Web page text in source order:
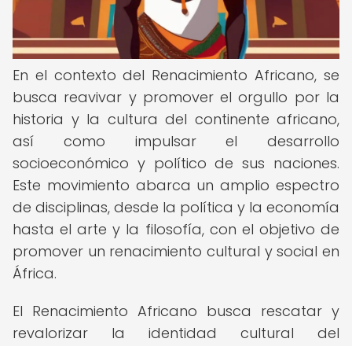
En el contexto del Renacimiento Africano, se
busca reavivar y promover el orgullo por la
historia y la cultura del continente africano,
así como impulsar el desarrollo
socioeconómico y político de sus naciones.
Este movimiento abarca un amplio espectro
de disciplinas, desde la política y la economía
hasta el arte y la filosofía, con el objetivo de
promover un renacimiento cultural y social en
África.
El Renacimiento Africano busca rescatar y
revalorizar la identidad cultural del